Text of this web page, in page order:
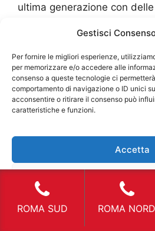
Gestisci
Per fornire le migliori esperienze,
per memorizzare e/o accedere alle
consenso a queste tecnologie ci
comportamento di navigazione o ID unici
acconsentire o ritirare il consenso può
caratteristiche e funzioni.
Accetta
Visualizza le
ultima generazione con
utili La tutela
per l’agenzia ma ancora di
base ai tanti furti che
sostituzioni di pezzi
dei nuovi metodi per essere
entrambe le parti. Le
quote di affitto deiFurgoni
. L’assicurazione
tutelare l’automezzo per
riguarda eventuali danni,
ammaccature. In questo
garanzia che il mezzo
ROMA SUD ROMA NORD